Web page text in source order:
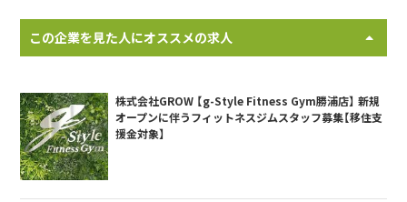
この企業を見た人にオススメの求人
株式会社GROW 【g-Style Fitness Gym勝浦店】 新規
オープンに伴うフィットネスジムスタッフ募集【移住支
援金対象】